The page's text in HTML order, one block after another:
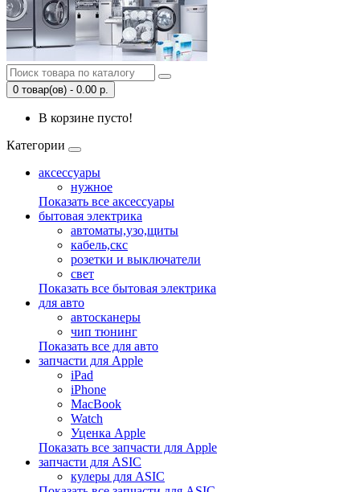
0 товар(ов) - 0.00 р.
В корзине пусто!
Категории
аксессуары
нужное
Показать все аксессуары
бытовая электрика
автоматы,узо,щиты
кабель,скс
розетки и выключатели
свет
Показать все бытовая электрика
для авто
автосканеры
чип тюнинг
Показать все для авто
запчасти для Apple
iPad
iPhone
MacBook
Watch
Уценка Apple
Показать все запчасти для Apple
запчасти для ASIC
кулеры для ASIC